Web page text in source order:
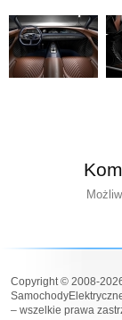
Copyright © 2008-
– wszelkie prawa